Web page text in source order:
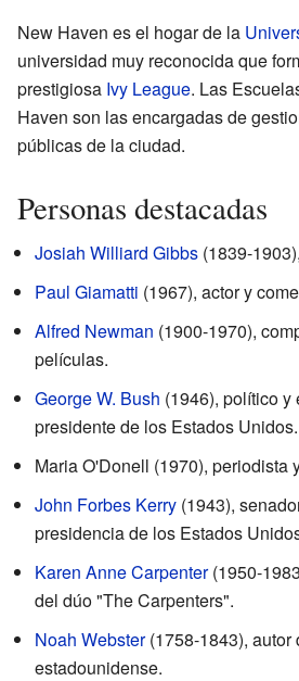
New Haven es el hogar de la
universidad muy reconocida que
prestigiosa Ivy League. Las
Haven son las encargadas de
públicas de la ciudad.
Personas destacadas
Josiah Williard Gibbs (1839-
Paul Giamatti (1967), actor y
Alfred Newman (1900-1970),
películas.
George W. Bush (1946), político y
presidente de los Estados Unidos.
Maria O'Donell (1970), periodista
John Forbes Kerry (1943),
presidencia de los Estados
Karen Anne Carpenter(1950-
del dúo "The Carpenters".
Noah Webster(1758-1843), autor
estadounidense.